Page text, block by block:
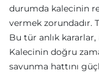
durumda kalecinin
vermek zorundadır.
Bu tür anlık
Kalecinin doğru
savunma hattını